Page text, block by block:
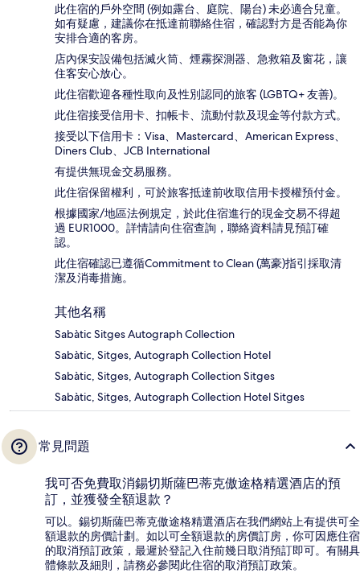
此住宿的戶外空間 (例如露台、庭院、陽台) 未必適合兒童。
如有疑慮，建議你在抵達前聯絡住宿，確認對方是否能為你
安排合適的客房。
店內保安設備包括滅火筒、煙霧探測器、急救箱及窗花，讓
住客安心放心。
此住宿歡迎各種性取向及性別認同的旅客 (LGBTQ+ 友善)。
此住宿接受信用卡、扣帳卡、流動付款及現金等付款方式。
接受以下信用卡：Visa、Mastercard、American Express、
Diners Club、JCB International
有提供無現金交易服務。
此住宿保留權利，可於旅客抵達前收取信用卡授權預付金。
根據國家/地區法例規定，於此住宿進行的現金交易不得超
過 EUR1000。詳情請向住宿查詢，聯絡資料請見預訂確
認。
此住宿確認已遵循Commitment to Clean (萬豪)指引採取清
潔及消毒措施。
其他名稱
Sabàtic Sitges Autograph Collection
Sabàtic, Sitges, Autograph Collection Hotel
Sabàtic, Sitges, Autograph Collection Sitges
Sabàtic, Sitges, Autograph Collection Hotel Sitges
常見問題
我可否免費取消錫切斯薩巴蒂克傲途格精選酒店的預
訂，並獲發全額退款？
可以。錫切斯薩巴蒂克傲途格精選酒店在我們網站上有提供可全
額退款的房價計劃。如以可全額退款的房價訂房，你可因應住宿
的取消預訂政策，最遲於登記入住前幾日取消預訂即可。有關具
體條款及細則，請務必參閱此住宿的取消預訂政策。